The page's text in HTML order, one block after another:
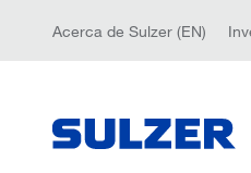
Acerca de Sulzer (EN)